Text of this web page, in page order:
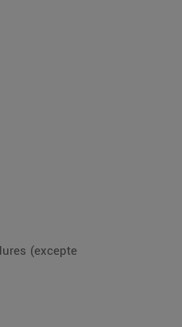
(excepte